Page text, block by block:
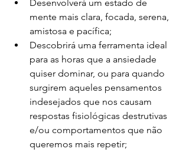
Desenvolverá um estado de
mente mais clara, focada, serena,
amistosa e pacífica;
Descobrirá uma ferramenta ideal
para as horas que a ansiedade
quiser dominar, ou para quando
surgirem aqueles pensamentos
indesejados que nos causam
respostas fisiológicas destrutivas
e/ou comportamentos que não
queremos mais repetir;